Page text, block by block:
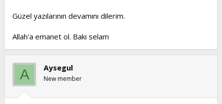
Güzel yazılarının devamını dilerim.
Allah'a emanet ol. Baki selam
A Aysegul
New member